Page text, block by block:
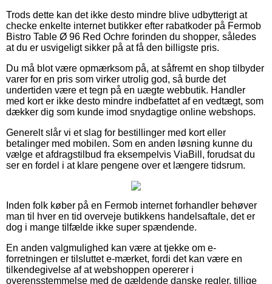
Trods dette kan det ikke desto mindre blive udbytterigt at
checke enkelte internet butikker efter rabatkoder på Fermob
Bistro Table Ø 96 Red Ochre forinden du shopper, således
at du er usvigeligt sikker på at få den billigste pris.
Du må blot være opmærksom på, at såfremt en shop tilbyder
varer for en pris som virker utrolig god, så burde det
undertiden være et tegn på en uægte webbutik. Handler
med kort er ikke desto mindre indbefattet af en vedtægt, som
dækker dig som kunde imod snydagtige online webshops.
Generelt slår vi et slag for bestillinger med kort eller
betalinger med mobilen. Som en anden løsning kunne du
vælge et afdragstilbud fra eksempelvis ViaBill, forudsat du
ser en fordel i at klare pengene over et længere tidsrum.
Inden folk køber på en Fermob internet forhandler behøver
man til hver en tid overveje butikkens handelsaftale, det er
dog i mange tilfælde ikke super spændende.
En anden valgmulighed kan være at tjekke om e-
forretningen er tilsluttet e-mærket, fordi det kan være en
tilkendegivelse af at webshoppen opererer i
overensstemmelse med de gældende danske regler, tillige